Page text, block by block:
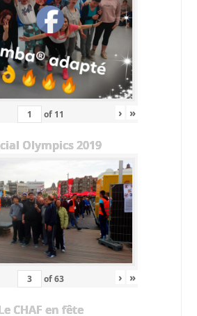
of 11 › »
Olympics 2019
of63 › »
CHAF en fête